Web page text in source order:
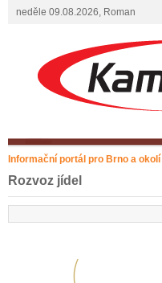
Informační portál pro Brno a okolí
neděle 09.08.2026, Roman
Rozvoz jídel